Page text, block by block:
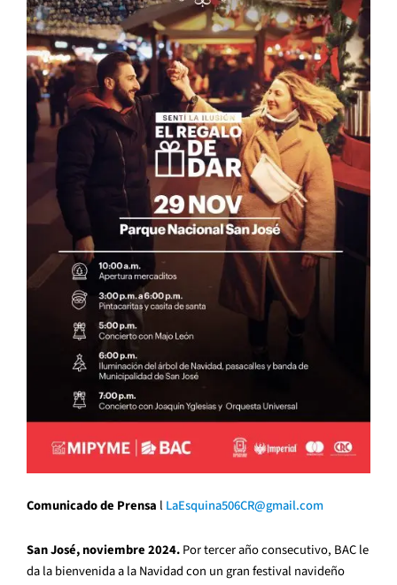
Comunicado de Prensa l LaEsquina506CR@gmail.com
San José, noviembre 2024.Por tercer año consecutivo, BAC le
da la bienvenida a la Navidad con un gran festival navideño